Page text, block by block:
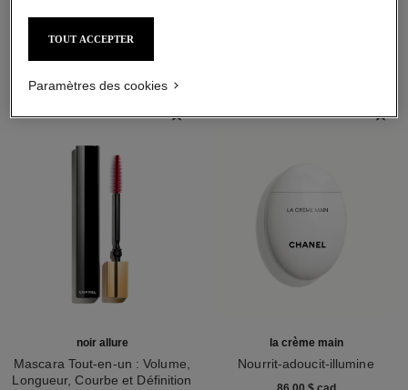
L'ACCORD PARFAIT
noir allure
Mascara Tout-en-un : Volume,
Longueur, Courbe et Définition
la crème main
Nourrit-adoucit-illumine
TOUT ACCEPTER
Paramètres des cookies